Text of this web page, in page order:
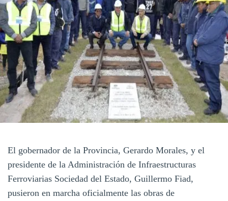
El gobernador de la Provincia, Gerardo Morales, y el
presidente de la Administración de Infraestructuras
Ferroviarias Sociedad del Estado, Guillermo Fiad,
pusieron en marcha oficialmente las obras de